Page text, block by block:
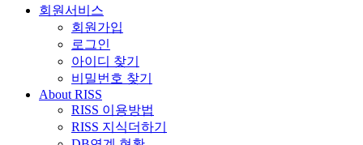
회원서비스
회원가입
로그인
아이디 찾기
비밀번호 찾기
About RISS
RISS 이용방법
RISS 지식더하기